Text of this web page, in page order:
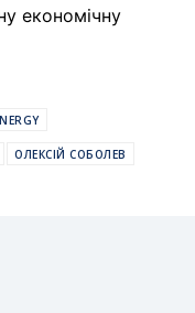
економічну
ОЛЕКСІЙ СОБОЛЕВ